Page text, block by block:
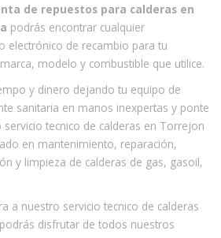
de repuestos para calderas en
podrás encontrar cualquier
electrónico de recambio para tu
modelo y combustible que utilice.
y dinero dejando tu equipo de
sanitaria en manos inexpertas y ponte
tecnico de calderas en Torrejon
en mantenimiento, reparación,
y limpieza de calderas de gas, gasoil,
a nuestro servicio tecnico de calderas
disfrutar de todos nuestros